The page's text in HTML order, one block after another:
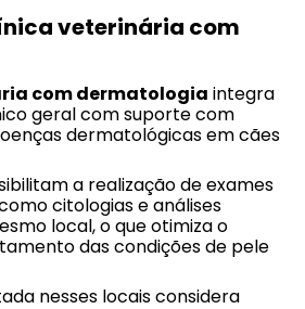
veterinária com
com dermatologia integra
geral com suporte com
dermatológicas em cães
a realização de exames
citologias e análises
local, o que otimiza o
das condições de pele
nesses locais considera